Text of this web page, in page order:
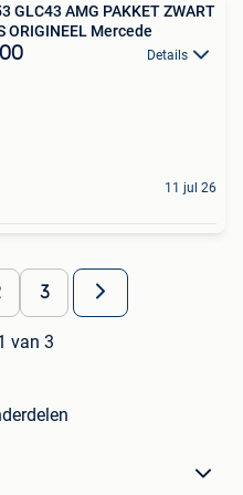
GLC43 AMG PAKKET ZWART
ORIGINEEL Mercede
Details
11 jul 26
3
van 3